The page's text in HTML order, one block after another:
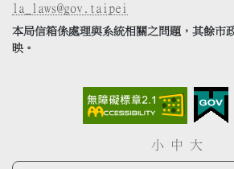
la_laws@gov.taipei
本局信箱係處理與系統相關之問題，其餘市
映。
小 中 大